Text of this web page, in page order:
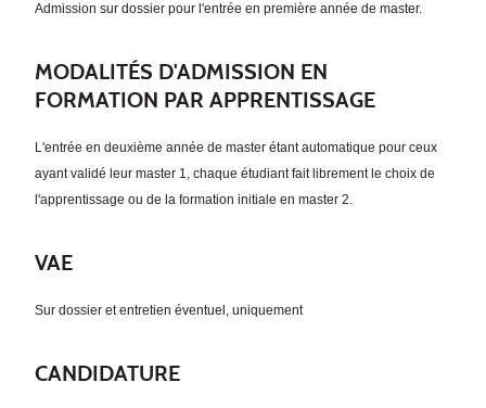
Admission sur dossier pour l'entrée en première année de master.
MODALITÉS D'ADMISSION EN
FORMATION PAR APPRENTISSAGE
L'entrée en deuxième année de master étant automatique pour ceux
ayant validé leur master 1, chaque étudiant fait librement le choix de
l'apprentissage ou de la formation initiale en master 2.
VAE
Sur dossier et entretien éventuel, uniquement
CANDIDATURE